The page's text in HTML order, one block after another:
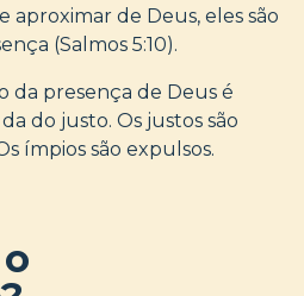
aproximar de Deus, eles são
(Salmos 5:10).
da presença de Deus é
do justo. Os justos são
ímpios são expulsos.